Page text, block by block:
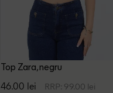
Top Zara, negru
46.00 lei RRP: 99.00 lei